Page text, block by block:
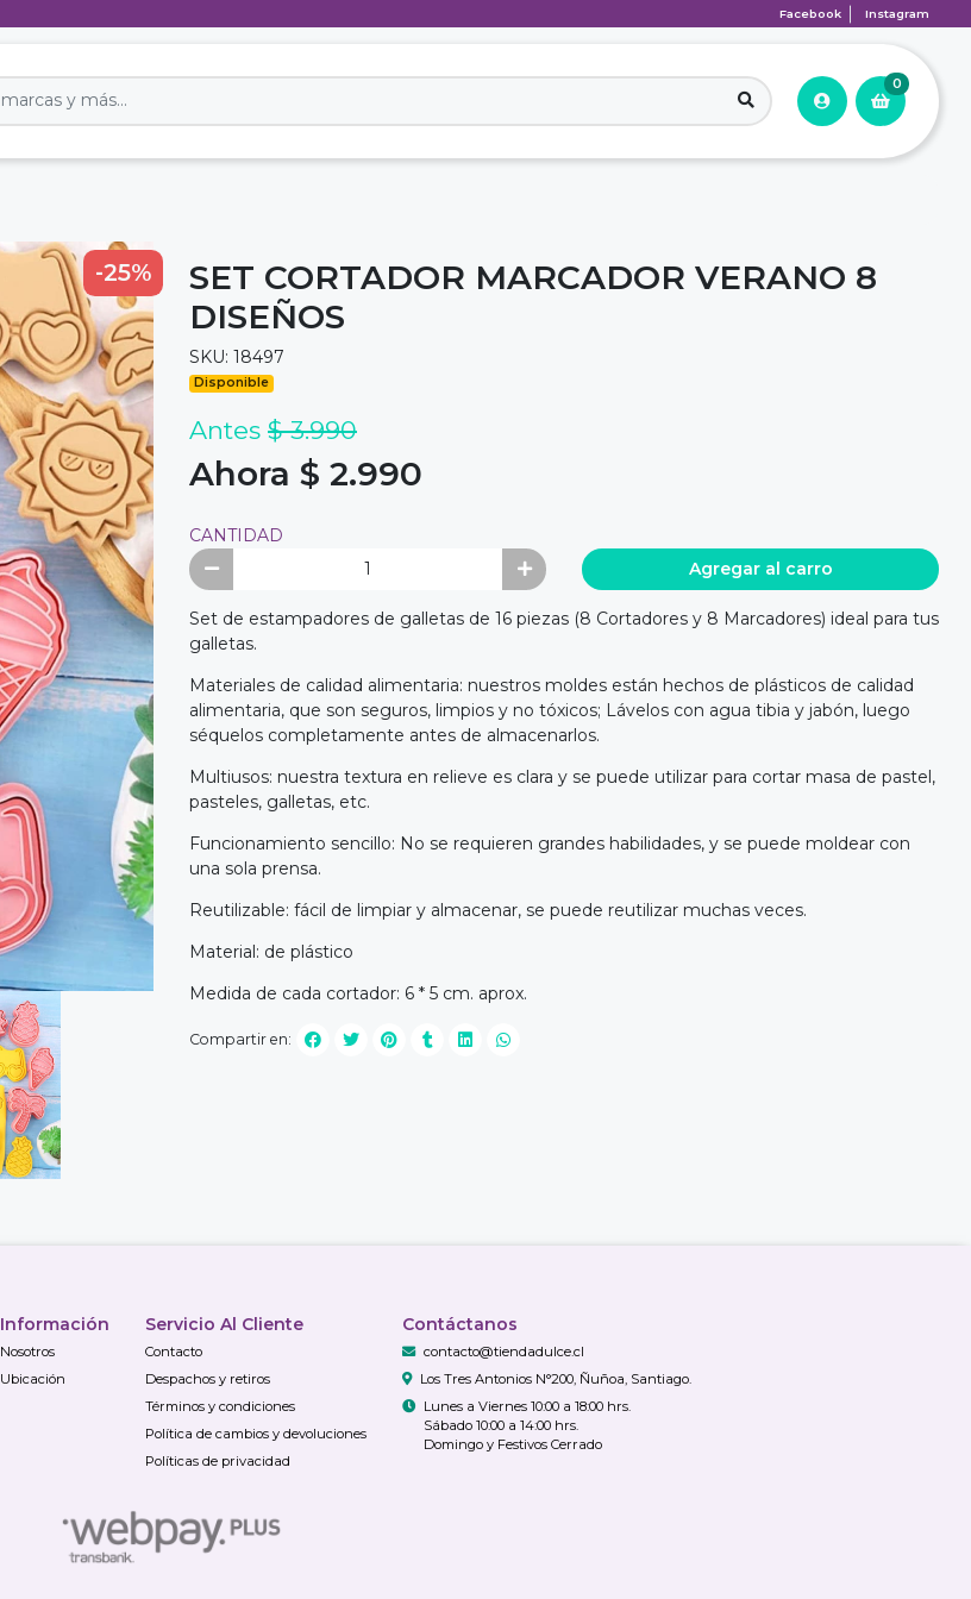
Facebook Instagram
0
-25%
SET CORTADOR MARCADOR VERANO 8
DISEÑOS
SKU: 18497
Disponible
Antes $ 3.990
Ahora $ 2.990
CANTIDAD
Agregar al carro
Set de estampadores de galletas de 16 piezas (8 Cortadores y 8 Marcadores) ideal para tus
galletas.
Materiales de calidad alimentaria: nuestros moldes están hechos de plásticos de calidad
alimentaria, que son seguros, limpios y no tóxicos; Lávelos con agua tibia y jabón, luego
séquelos completamente antes de almacenarlos.
Multiusos: nuestra textura en relieve es clara y se puede utilizar para cortar masa de pastel,
pasteles, galletas, etc.
Funcionamiento sencillo: No se requieren grandes habilidades, y se puede moldear con
una sola prensa.
Reutilizable: fácil de limpiar y almacenar, se puede reutilizar muchas veces.
Material: de plástico
Medida de cada cortador: 6 * 5 cm. aprox.
Compartir en:
Información
Nosotros
Ubicación
Servicio Al Cliente
Contacto
Despachos y retiros
Términos y condiciones
Política de cambios y devoluciones
Políticas de privacidad
Contáctanos
contacto@tiendadulce.cl
Los Tres Antonios N°200, Ñuñoa, Santiago.
Lunes a Viernes 10:00 a 18:00 hrs.
Sábado 10:00 a 14:00 hrs.
Domingo y Festivos Cerrado